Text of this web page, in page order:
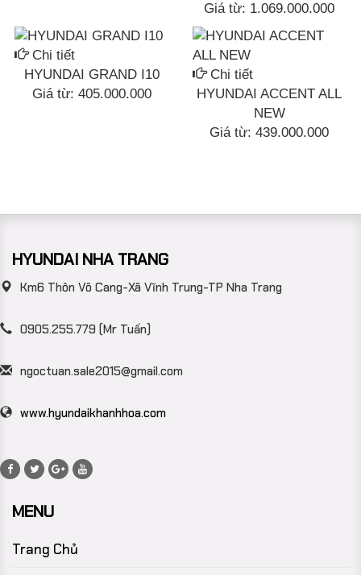
Giá từ: 1.069.000.000
Chi tiết
HYUNDAI GRAND I10
Giá từ: 405.000.000
Chi tiết
HYUNDAI ACCENT ALL
NEW
Giá từ:439.000.000
HYUNDAI NHA TRANG
Km6 Thôn Võ Cang-Xã Vĩnh Trung-TP Nha Trang
0905.255.779 (Mr Tuấn)
ngoctuan.sale2015@gmail.com
www.hyundaikhanhhoa.com
MENU
Trang Chủ